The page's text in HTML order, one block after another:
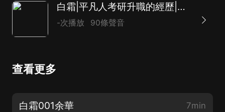
白霜|平凡人考研升職的經歷|曲折離奇耐人尋味|多播
-次播放 90條聲音
查看更多
白霜001余華 7min